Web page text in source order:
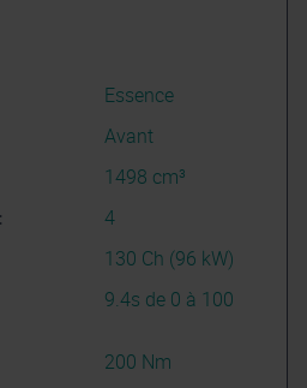
Essence
Avant
1498 cm³
4
130 Ch (96 kW)
9.4s de 0 à 100
200 Nm